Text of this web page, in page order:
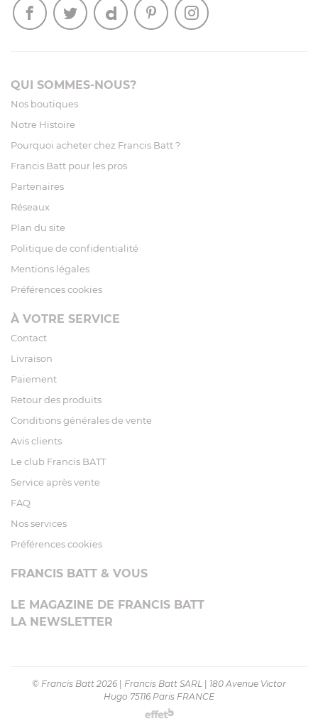
QUI SOMMES-NOUS?
Nos boutiques
Notre Histoire
Pourquoi acheter chez Francis Batt ?
Francis Batt pour les pros
Partenaires
Réseaux
Plan du site
Politique de confidentialité
Mentions légales
Préférences cookies
À VOTRE SERVICE
Contact
Livraison
Paiement
Retour des produits
Conditions générales de vente
Avis clients
Le club Francis BATT
Service après vente
FAQ
Nos services
Préférences cookies
FRANCIS BATT & VOUS
LE MAGAZINE DE FRANCIS BATT
LA NEWSLETTER
© Francis Batt 2026 Francis Batt SARL
180 Avenue Victor
Hugo 75116 Paris FRANCE